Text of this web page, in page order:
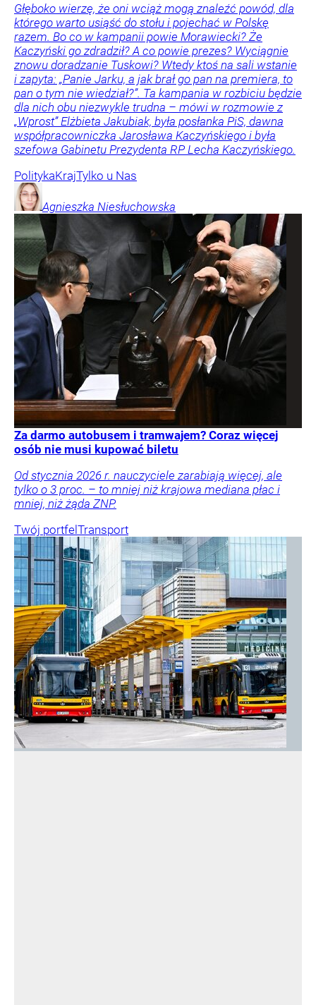
Głęboko wierzę, że oni wciąż mogą znaleźć powód, dla
którego warto usiąść do stołu i pojechać w Polskę
razem. Bo co w kampanii powie Morawiecki? Że
Kaczyński go zdradził? A co powie prezes? Wyciągnie
znowu doradzanie Tuskowi? Wtedy ktoś na sali wstanie
i zapyta: „Panie Jarku, a jak brał go pan na premiera, to
pan o tym nie wiedział?”. Ta kampania w rozbiciu będzie
dla nich obu niezwykle trudna – mówi w rozmowie z
„Wprost” Elżbieta Jakubiak, była posłanka PiS, dawna
współpracowniczka Jarosława Kaczyńskiego i była
szefowa Gabinetu Prezydenta RP Lecha Kaczyńskiego.
PolitykaKrajTylko u Nas
Agnieszka Niesłuchowska
Za darmo autobusem i tramwajem? Coraz więcej
osób nie musi kupować biletu
Od stycznia 2026 r. nauczyciele zarabiają więcej, ale
tylko o 3 proc. – to mniej niż krajowa mediana płac i
mniej, niż żąda ZNP.
Twój portfelTransport